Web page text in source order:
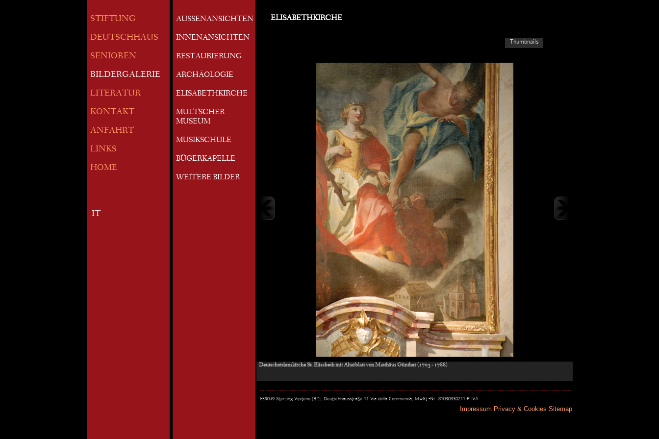
STIFTUNG
DEUTSCHHAUS
SENIOREN
BILDERGALERIE
LITERATUR
KONTAKT
ANFAHRT
LINKS
HOME
IT
AUSSENANSICHTEN
INNENANSICHTEN
RESTAURIERUNG
ARCHÄOLOGIE
ELISABETHKIRCHE
MULTSCHER
MUSEUM
MUSIKSCHULE
BÜGERKAPELLE
WEITERE BILDER
ELISABETHKIRCHE
Deutschordenskirche St. Elisabeth mit Altarblatt von Matthäus Günther (1703 - 1788)
Thumbnails
I-39049 Sterzing Vipiteno (BZ), Deutschhausstraße 11 Via della Commenda, MwSt.-Nr. 81030330211 P.IVA
Impressum Privacy & Cookies Sitemap